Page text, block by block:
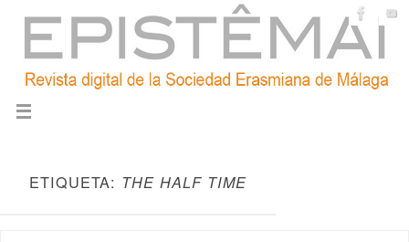
ETIQUETA: THE HALF TIME